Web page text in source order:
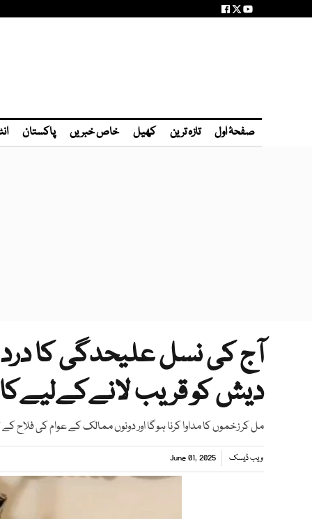
صفحۂ اول تازہ ترین کھیل خاص خبریں پاکستان
آج کی نسل علیحدگی کا درد
دیش کو قریب
مل کر زخموں کا مداوا کرنا ہوگا اور دونوں ممالک کے عوام کی فلاح
ویب ڈیسک June 01, 2025